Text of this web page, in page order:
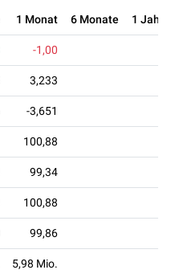
1 Monat 6 Monate 1 Jahr
-1,00
3,233
-3,651
100,88
99,34
100,88
99,86
5,98 Mio.